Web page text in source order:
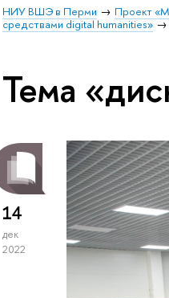
НИУ ВШЭ в Перми
Проект
средствами digital humanities»
Тема
14
дек
2022